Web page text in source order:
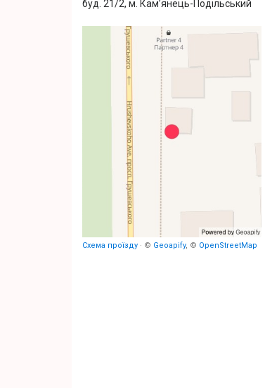
буд. 21/2, м. Кам’янець-Подільський
Схема проїзду · © Geoapify, © OpenStreetMap